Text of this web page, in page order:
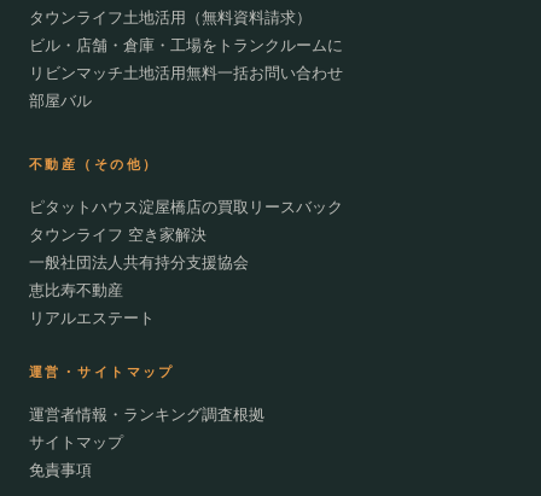
タウンライフ土地活用（無料資料請求）
ビル・店舗・倉庫・工場をトランクルームに
リビンマッチ土地活用無料一括お問い合わせ
部屋バル
不動産（その他）
ピタットハウス淀屋橋店の買取リースバック
タウンライフ 空き家解決
一般社団法人共有持分支援協会
恵比寿不動産
リアルエステート
運営・サイトマップ
運営者情報・ランキング調査根拠
サイトマップ
免責事項